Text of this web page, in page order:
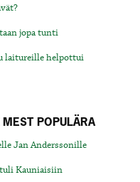
jopa tunti
laitureille helpottui
POPULÄRA
Jan Anderssonille
Kauniaisiin